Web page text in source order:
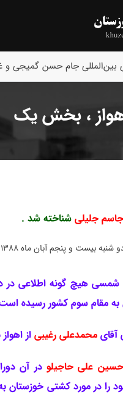
بین‌المللی جام حسن گمیجی و
، بخش یک
جاسم جلیلیشناخته شد .
شنبه بيست و پنجم آبان ماه 1388
شمسی هیچ گونه اطلاعی
به مقام سوم کشور رسیده
محمدعلی رغیبیاز
حسین علی حاجیلودر آن
را در مورد کشتی خوزستان